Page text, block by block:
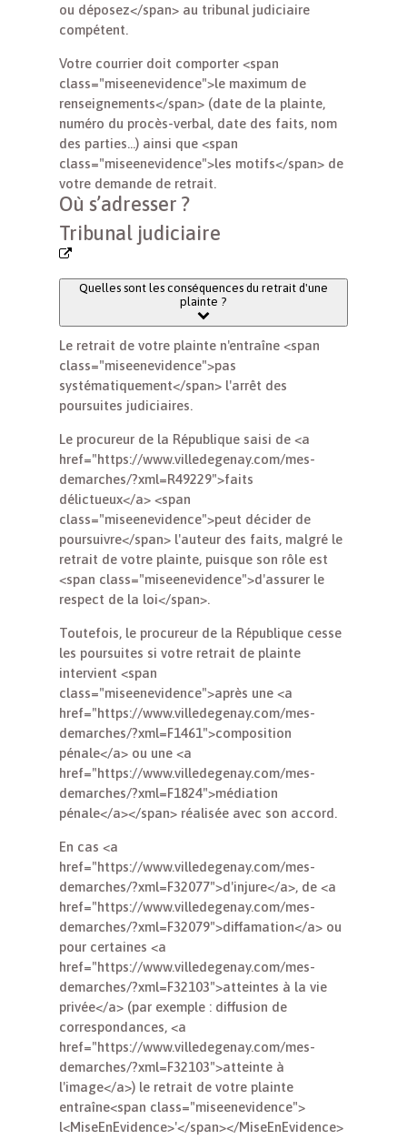
ou déposez</span> au tribunal judiciaire
compétent.
Votre courrier doit comporter <span
class="miseenevidence">le maximum de
renseignements</span> (date de la plainte,
numéro du procès-verbal, date des faits, nom
des parties...) ainsi que <span
class="miseenevidence">les motifs</span> de
votre demande de retrait.
Où s’adresser ?
Tribunal judiciaire
Quelles sont les conséquences du retrait d'une
plainte ?
Le retrait de votre plainte n'entraîne <span
class="miseenevidence">pas
systématiquement</span> l'arrêt des
poursuites judiciaires.
Le procureur de la République saisi de <a
href="https://www.villedegenay.com/mes-
demarches/?xml=R49229">faits
délictueux</a> <span
class="miseenevidence">peut décider de
poursuivre</span> l'auteur des faits, malgré le
retrait de votre plainte, puisque son rôle est
<span class="miseenevidence">d'assurer le
respect de la loi</span>.
Toutefois, le procureur de la République cesse
les poursuites si votre retrait de plainte
intervient <span
class="miseenevidence">après une <a
href="https://www.villedegenay.com/mes-
demarches/?xml=F1461">composition
pénale</a> ou une <a
href="https://www.villedegenay.com/mes-
demarches/?xml=F1824">médiation
pénale</a></span> réalisée avec son accord.
En cas <a
href="https://www.villedegenay.com/mes-
demarches/?xml=F32077">d'injure</a>, de <a
href="https://www.villedegenay.com/mes-
demarches/?xml=F32079">diffamation</a> ou
pour certaines <a
href="https://www.villedegenay.com/mes-
demarches/?xml=F32103">atteintes à la vie
privée</a> (par exemple : diffusion de
correspondances, <a
href="https://www.villedegenay.com/mes-
demarches/?xml=F32103">atteinte à
l'image</a>) le retrait de votre plainte
entraîne<span class="miseenevidence">
l<MiseEnEvidence>'</span></MiseEnEvidence>